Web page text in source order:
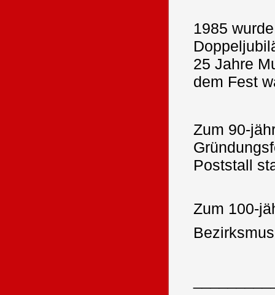
1985
25 Jahre
dem Fest
Zum 90-
Poststall
Zum 100-